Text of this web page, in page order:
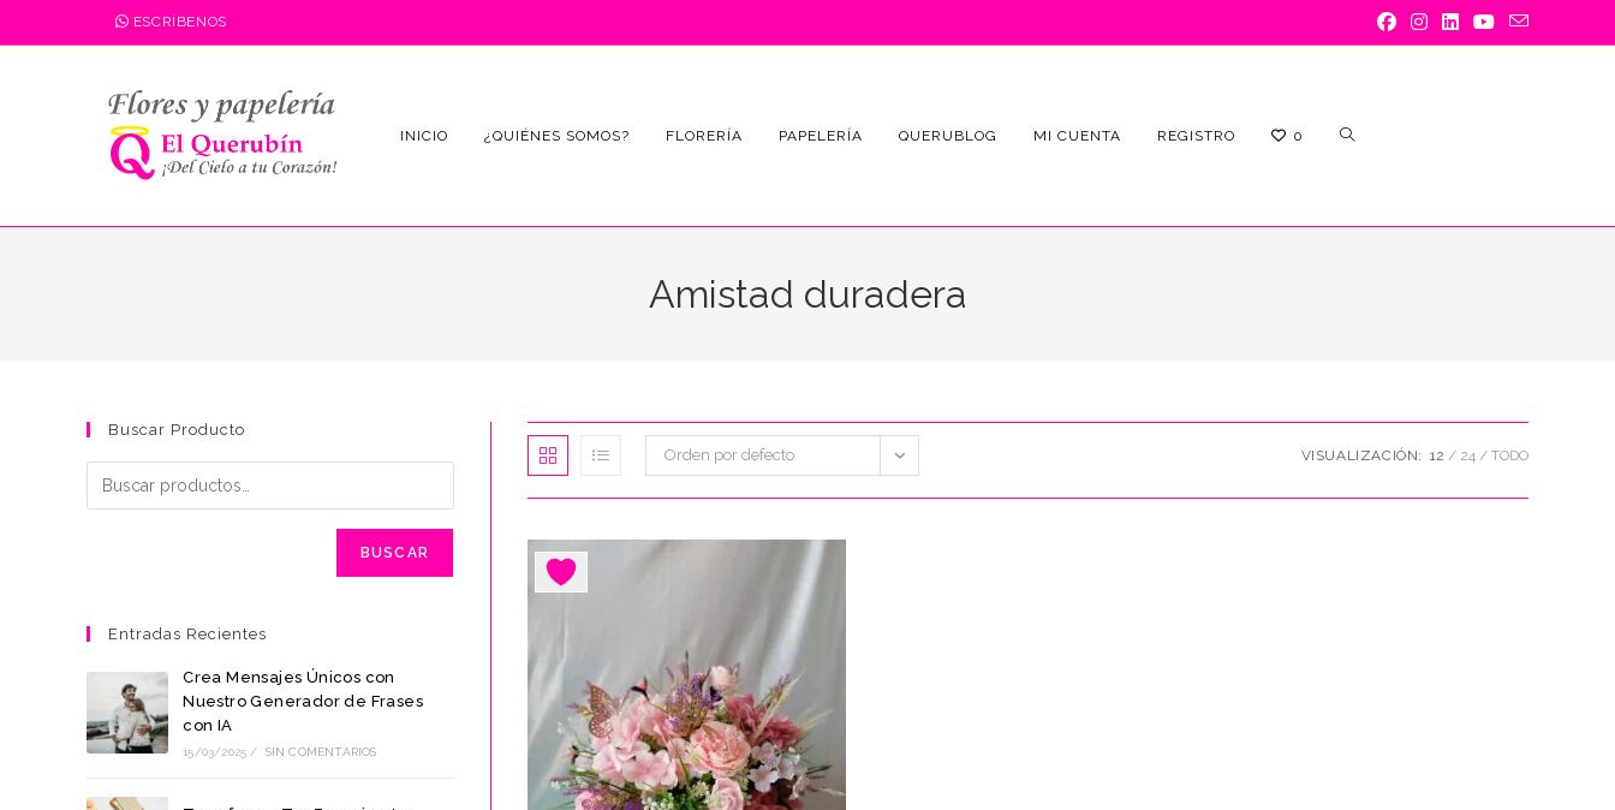
al
ESCRÍBENOS
INICIO ¿QUIÉNES SOMOS? FLORERÍA PAPELERÍA QUERUBLOG MI CUENTA REGISTRO 0 ALTERNAR
DE
Amistad duradera
Orden por defecto VISUALIZACIÓN: 12 24 TODO
Buscar Producto
BUSCAR
Entradas Recientes
Crea Mensajes Únicos con
Nuestro Generador de Frases
con IA
15/03/2025 / SIN COMENTARIOS